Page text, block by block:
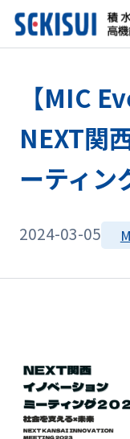
【MIC
NEXT関
ーティン
2024-03-05